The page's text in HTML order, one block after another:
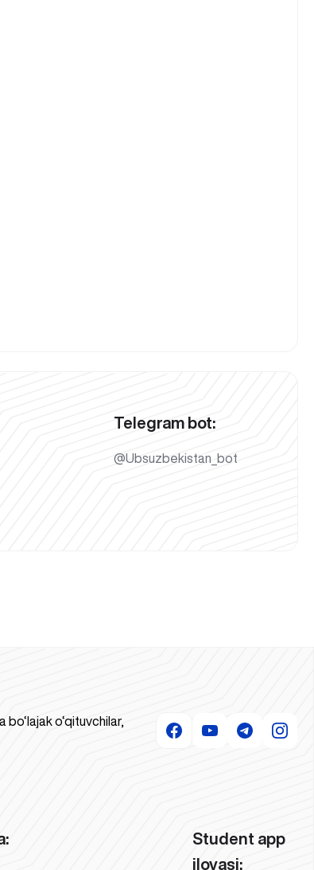
Telegram bot:
@Ubsuzbekistan_bot
o‘qituvchilar,
Student app
ilovasi: